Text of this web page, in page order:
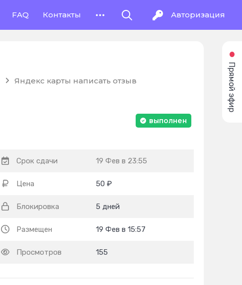
FAQ Контакты Авторизация
Яндекс карты написать отзыв
выполнен
Срок сдачи 19 Фев в 23:55
Цена 50 ₽
Блокировка 5 дней
Размещен 19 Фев в 15:57
Просмотров 155
Прямой эфир